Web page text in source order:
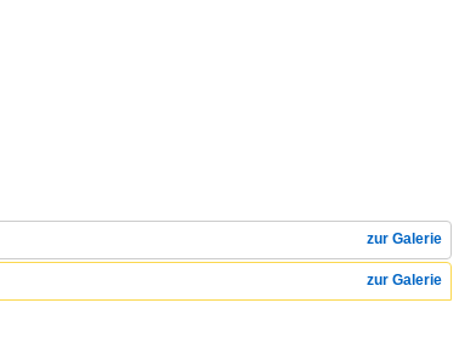
zur Galerie
zur Galerie